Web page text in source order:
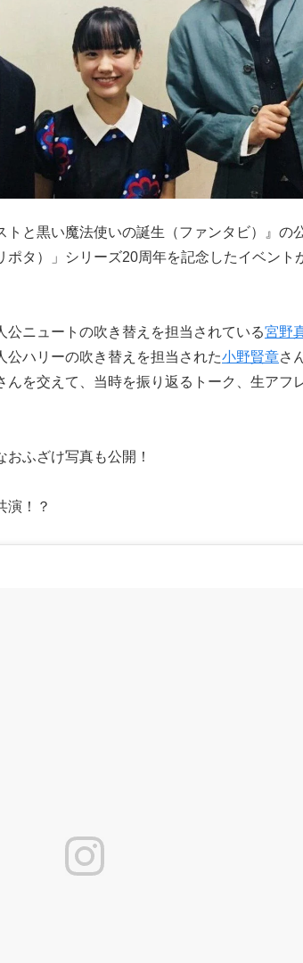
トと黒い魔法使いの誕生（ファンタビ）』の
ポタ）」シリーズ20周年を記念したイベント
公ニュートの吹き替えを担当されている宮野
公ハリーの吹き替えを担当された小野賢章さ
んを交えて、当時を振り返るトーク、生アフ
ふざけ写真も公開！
演！？